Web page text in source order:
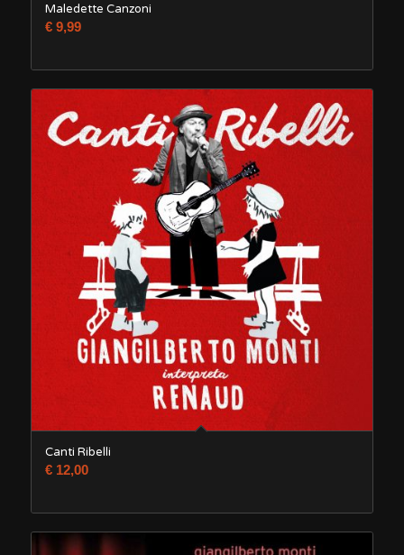
Maledette Canzoni
€9,99
Canti Ribelli
€12,00